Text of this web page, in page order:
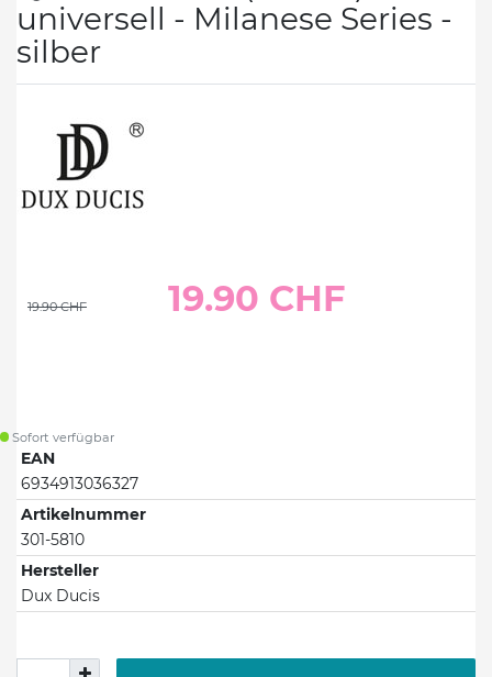
universell - Milanese Series -
silber
19.90 CHF 19.90 CHF
Sofort verfügbar
EAN
6934913036327
Artikelnummer
301-5810
Hersteller
Dux Ducis